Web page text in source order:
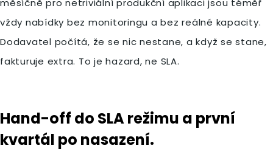
měsíčně pro netriviální produkční aplikaci jsou téměř
vždy nabídky bez monitoringu a bez reálné kapacity.
Dodavatel počítá, že se nic nestane, a když se stane,
fakturuje extra. To je hazard, ne SLA.
Hand-off do SLA režimu a první
kvartál po nasazení.